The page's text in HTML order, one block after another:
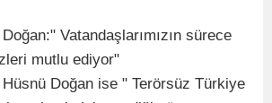
Vatandaşlarımızın sürece
mutlu ediyor"
Doğan ise " Terörsüz Türkiye